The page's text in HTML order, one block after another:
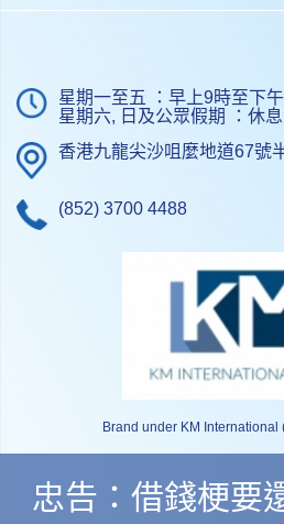
星期一至五 ：早上9時至下
星期六, 日及公眾假期 ：休息
香港九龍尖沙咀麼地道67號
(852) 3700 4488
Brand under KM International
忠告：借錢梗要